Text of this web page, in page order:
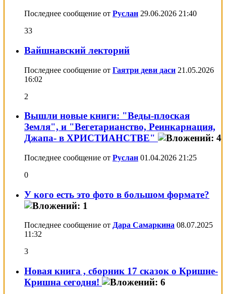
Последнее сообщение от Руслан 29.06.2026 21:40
33
Вайшнавский лекторий
Последнее сообщение от Гаятри деви даси 21.05.2026
16:02
2
Вышли новые книги: "Веды-плоская
Земля", и "Вегетарианство, Реинкарнация,
Джапа- в ХРИСТИАНСТВЕ"
Последнее сообщение от Руслан 01.04.2026 21:25
0
У кого есть это фото в большом формате?
Последнее сообщение от Дара Самаркина 08.07.2025
11:32
3
Новая книга , сборник 17 сказок о Кришне-
Кришна сегодня!